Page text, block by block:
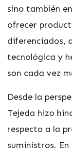
sino también
ofrecer
diferenciados,
tecnológica y
son cada vez
Desde la
Tejeda hizo
respecto a la
suministros.